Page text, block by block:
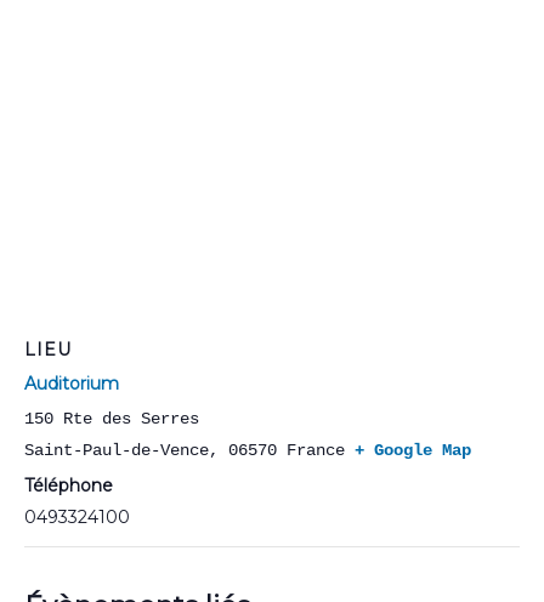
LIEU
Auditorium
150 Rte des Serres
Saint-Paul-de-Vence, 06570 France + Google Map
Téléphone
0493324100